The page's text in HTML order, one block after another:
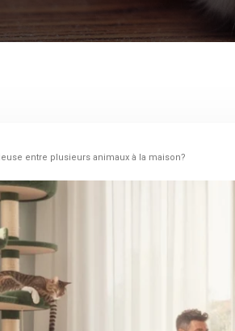
entre plusieurs animaux à la maison?